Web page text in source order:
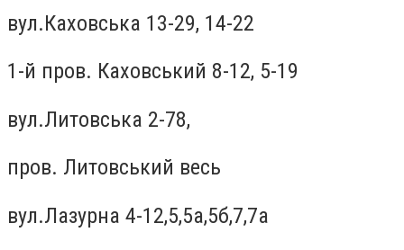
вул.Каховська 13-29, 14-22
1-й пров. Каховський 8-12, 5-19
вул.Литовська 2-78,
пров. Литовський весь
вул.Лазурна 4-12,5,5а,5б,7,7а